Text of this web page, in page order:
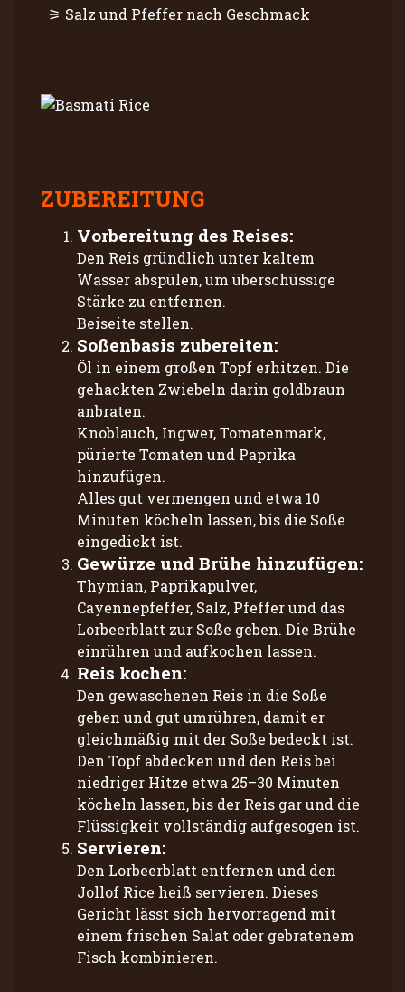
Salz und Pfeffer nach Geschmack
ZUBEREITUNG
Vorbereitung des Reises:
Den Reis gründlich unter kaltem
Wasser abspülen, um überschüssige
Stärke zu entfernen.
Beiseite stellen.
Soßenbasis zubereiten:
Öl in einem großen Topf erhitzen. Die
gehackten Zwiebeln darin goldbraun
anbraten.
Knoblauch, Ingwer, Tomatenmark,
pürierte Tomaten und Paprika
hinzufügen.
Alles gut vermengen und etwa 10
Minuten köcheln lassen, bis die Soße
eingedickt ist.
Gewürze und Brühe hinzufügen:
Thymian, Paprikapulver,
Cayennepfeffer, Salz, Pfeffer und das
Lorbeerblatt zur Soße geben. Die Brühe
einrühren und aufkochen lassen.
Reis kochen:
Den gewaschenen Reis in die Soße
geben und gut umrühren, damit er
gleichmäßig mit der Soße bedeckt ist.
Den Topf abdecken und den Reis bei
niedriger Hitze etwa 25–30 Minuten
köcheln lassen, bis der Reis gar und die
Flüssigkeit vollständig aufgesogen ist.
Servieren:
Den Lorbeerblatt entfernen und den
Jollof Rice heiß servieren. Dieses
Gericht lässt sich hervorragend mit
einem frischen Salat oder gebratenem
Fisch kombinieren.